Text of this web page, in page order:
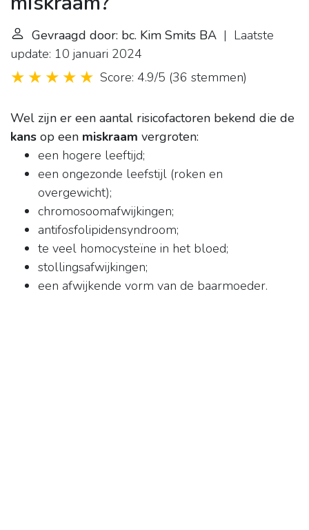
Gevraagd door: bc. Kim Smits BA | Laatste
update: 10 januari 2024
Score: 4.9/5 (36 stemmen)
Wel zijn er een aantal risicofactoren bekend die de
kans op een miskraam vergroten:
een hogere leeftijd;
een ongezonde leefstijl (roken en
overgewicht);
chromosoomafwijkingen;
antifosfolipidensyndroom;
te veel homocysteïne in het bloed;
stollingsafwijkingen;
een afwijkende vorm van de baarmoeder.